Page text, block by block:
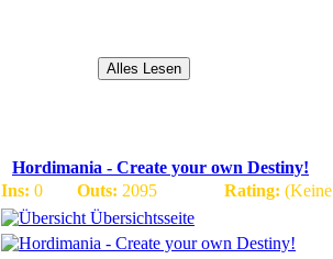
Alles Lesen
Hordimania - Create your own Destiny!
Ins: 0 Outs: 2095 Rating:
Übersichtsseite